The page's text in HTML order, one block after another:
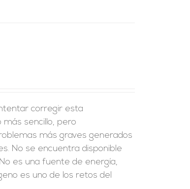
corregir esta
sencillo, pero
más graves generados
No se encuentra disponible
es una fuente de energía,
es uno de los retos del